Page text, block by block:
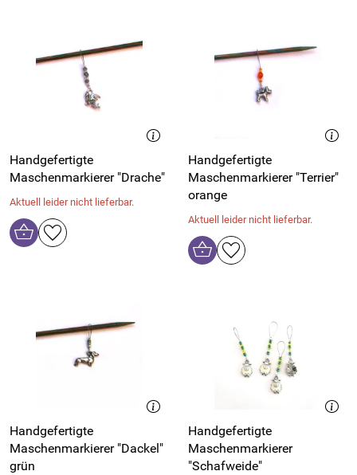
Handgefertigte
Maschenmarkierer "Drache"
Aktuell leider nicht lieferbar.
Handgefertigte
Maschenmarkierer "Terrier"
orange
Aktuell leider nicht lieferbar.
Handgefertigte
Maschenmarkierer "Dackel"
grün
Handgefertigte
Maschenmarkierer
"Schafweide"